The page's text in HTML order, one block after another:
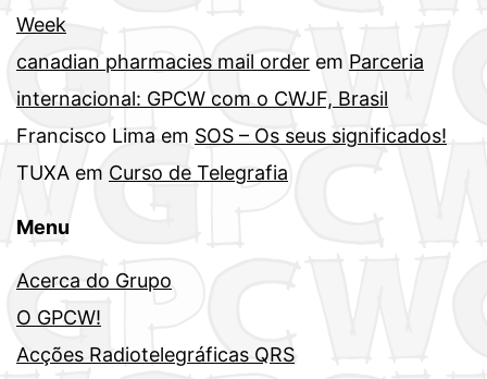
Week
canadian pharmacies mail order em Parceria
internacional: GPCW com o CWJF, Brasil
Francisco Lima em SOS – Os seus significados!
TUXA em Curso de Telegrafia
Menu
Acerca do Grupo
O GPCW!
Acções Radiotelegráficas QRS